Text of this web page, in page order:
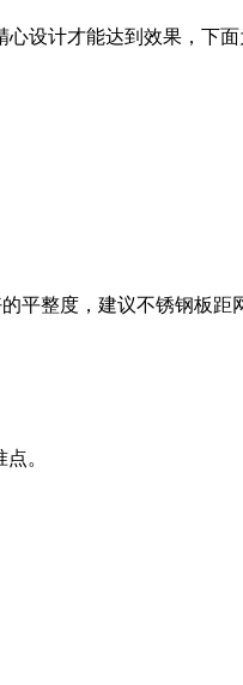
设计才能达到效果，下面
平整度，建议不锈钢板距
准点。